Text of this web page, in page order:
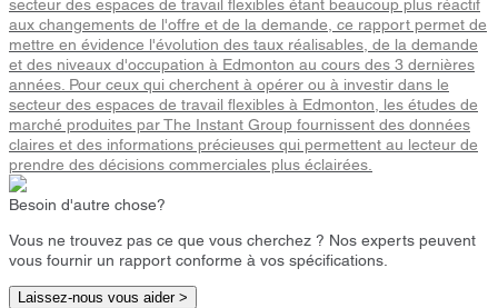
secteur des espaces de travail flexibles étant beaucoup plus réactif
aux changements de l'offre et de la demande, ce rapport permet de
mettre en évidence l'évolution des taux réalisables, de la demande
et des niveaux d'occupation à Edmonton au cours des 3 dernières
années. Pour ceux qui cherchent à opérer ou à investir dans le
secteur des espaces de travail flexibles à Edmonton, les études de
marché produites par The Instant Group fournissent des données
claires et des informations précieuses qui permettent au lecteur de
prendre des décisions commerciales plus éclairées.
Besoin d'autre chose?
Vous ne trouvez pas ce que vous cherchez ? Nos experts peuvent
vous fournir un rapport conforme à vos spécifications.
Laissez-nous vous aider >